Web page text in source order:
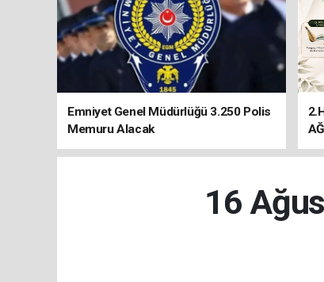
Emniyet Genel Müdürlüğü 3.250 Polis
Memuru Alacak
16